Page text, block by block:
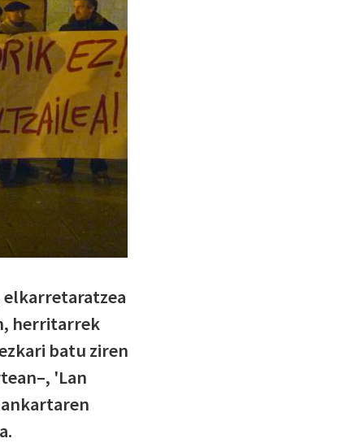
elkarretaratzea
herritarrek
batu ziren
'Lan